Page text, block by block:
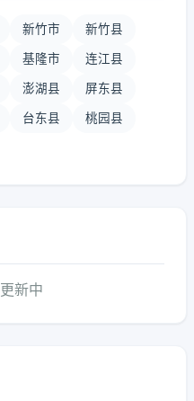
新竹市 新竹县
基隆市 连江县
澎湖县 屏东县
台东县 桃园县
新中